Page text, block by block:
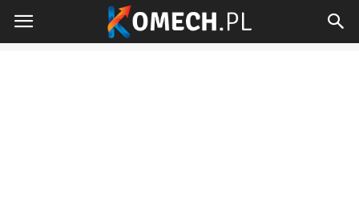
Komech.pl